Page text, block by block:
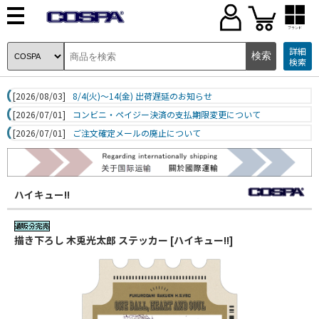
ブランド
詳細
検索
[2026/08/03]
8/4(火)～14(金) 出荷遅延のお知らせ
[2026/07/01]
コンビニ・ペイジー決済の支払期限変更について
[2026/07/01]
ご注文確定メールの廃止について
ハイキュー!!
描き下ろし 木兎光太郎 ステッカー [ハイキュー!!]